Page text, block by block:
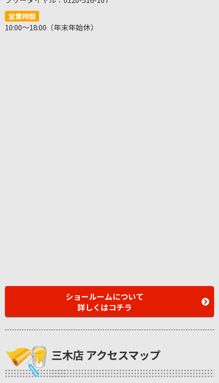
営業時間
10:00～18:00（年末年始休）
ショールームについて
詳しくはコチラ
三木店 アクセスマップ